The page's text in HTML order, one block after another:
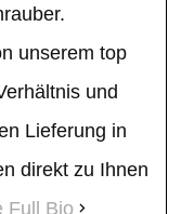
unserem top
und
Lieferung in
direkt zu Ihnen
Full Bio